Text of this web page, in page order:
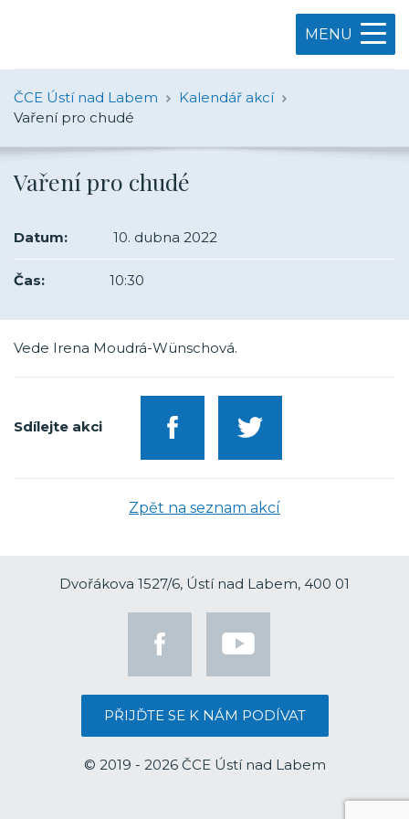
MENU
ČCE Ústí nad Labem
Kalendář akcí
Vaření pro chudé
Vaření pro chudé
Datum: 10. dubna 2022
Čas: 10:30
Vede Irena Moudrá-Wünschová.
Sdílejte akci
Zpět na seznam akcí
Dvořákova 1527/6, Ústí nad Labem, 400 01
PŘIJĎTE SE K NÁM PODÍVAT
© 2019 - 2026 ČCE Ústí nad Labem